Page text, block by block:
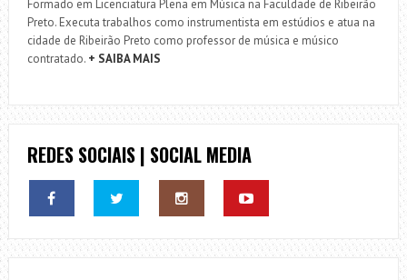
Formado em Licenciatura Plena em Música na Faculdade de Ribeirão
Preto. Executa trabalhos como instrumentista em estúdios e atua na
cidade de Ribeirão Preto como professor de música e músico
contratado. + SAIBA MAIS
REDES SOCIAIS | SOCIAL MEDIA